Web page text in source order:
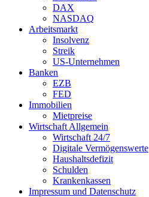
DAX
NASDAQ
Arbeitsmarkt
Insolvenz
Streik
US-Unternehmen
Banken
EZB
FED
Immobilien
Mietpreise
Wirtschaft Allgemein
Wirtschaft 24/7
Digitale Vermögenswerte
Haushaltsdefizit
Schulden
Krankenkassen
Impressum und Datenschutz